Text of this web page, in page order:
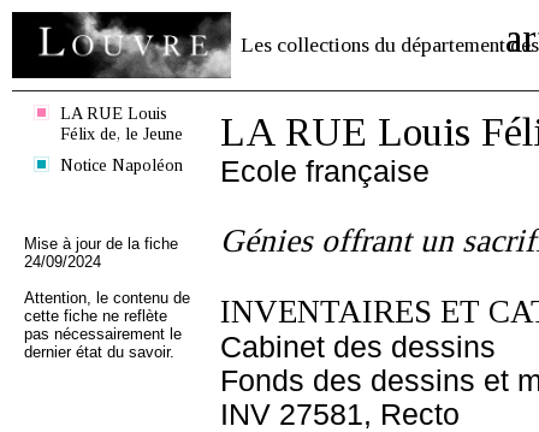
Les collections du département des
LA RUE Louis
Félix de, le Jeune
Notice Napoléon
Mise à jour de la fiche
24/09/2024
Attention, le contenu de
cette fiche ne reflète
pas nécessairement le
dernier état du savoir.
LA RUE Louis
Ecole française
Génies offrant un
INVENTAIRES ET
Cabinet des dessins
Fonds des dessins et
INV 27581, Recto